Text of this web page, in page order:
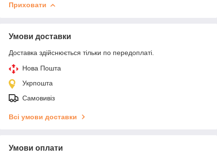
Приховати
Умови доставки
Доставка здійснюється тільки по передоплаті.
Нова Пошта
Укрпошта
Самовивіз
Всі умови доставки
Умови оплати